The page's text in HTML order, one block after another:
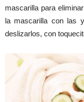
mascarilla para
la mascarilla con las
deslizarlos, con